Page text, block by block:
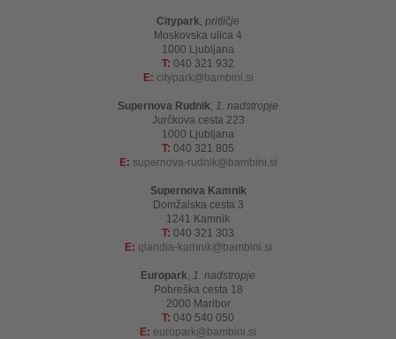
Citypark, pritličje
Moskovska ulica 4
1000 Ljubljana
T: 040 321 932
E: citypark bambini.si
Supernova Rudnik, 1. nadstropje
Jurčkova cesta 223
1000 Ljubljana
T: 040 321 805
E: supernova-rudnik bambini.si
Supernova Kamnik
Domžalska cesta 3
1241 Kamnik
T: 040 321 303
E: qlandia-kamnik bambini.si
Europark, 1. nadstropje
Pobreška cesta 18
2000 Maribor
T: 040 540 050
E: europark bambini.si